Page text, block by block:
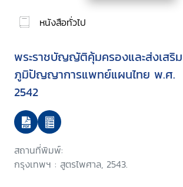
หนังสือทั่วไป
พระราชบัญญัติคุ้มครองและส่งเสริม
ภูมิปัญญาการแพทย์แผนไทย พ.ศ.
2542
สถานที่พิมพ์:
กรุงเทพฯ : สูตรไพศาล, 2543.